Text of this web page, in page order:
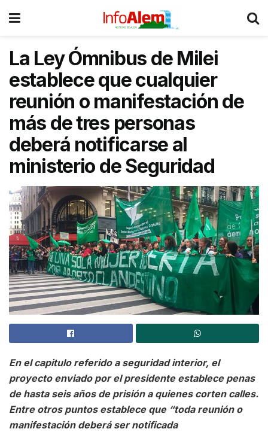
La Ley Ómnibus de Milei
establece que cualquier
reunión o manifestación de
más de tres personas
deberá notificarse al
ministerio de Seguridad
En el capitulo referido a seguridad interior, el
proyecto enviado por el presidente establece penas
de hasta seis años de prisión a quienes corten calles.
Entre otros puntos establece que “toda reunión o
manifestación deberá ser notificada